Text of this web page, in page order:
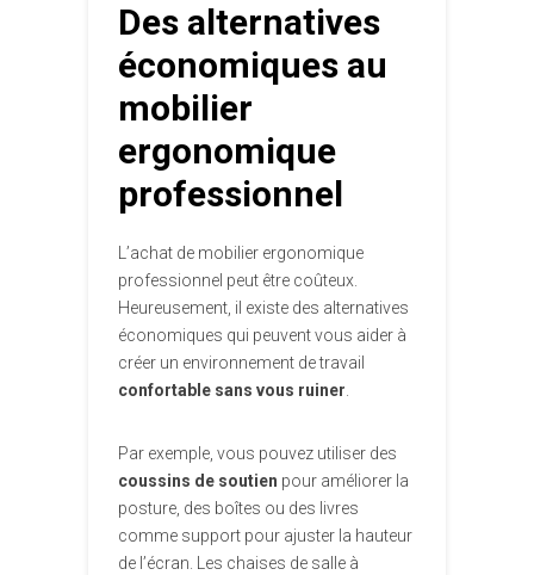
Des alternatives
économiques au
mobilier
ergonomique
professionnel
L’achat de mobilier ergonomique
professionnel peut être coûteux.
Heureusement, il existe des alternatives
économiques qui peuvent vous aider à
créer un environnement de travail
confortable sans vous ruiner.
Par exemple, vous pouvez utiliser des
coussins de soutien pour améliorer la
posture, des boîtes ou des livres
comme support pour ajuster la hauteur
de l’écran. Les chaises de salle à